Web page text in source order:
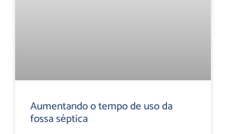
Aumentando o tempo de uso da
fossa séptica